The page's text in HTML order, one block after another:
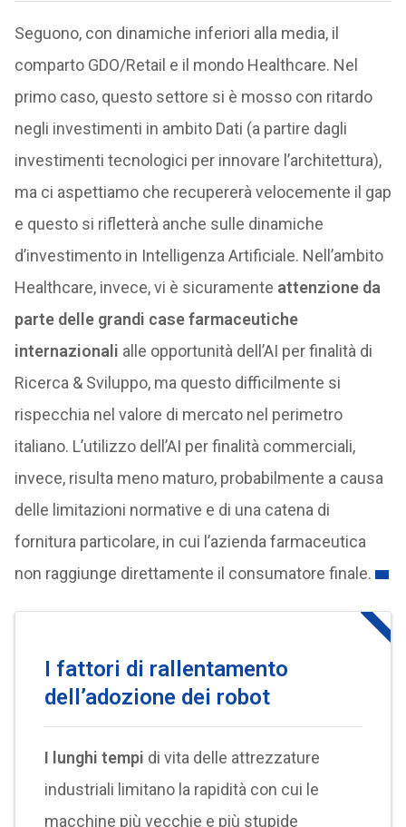
Seguono, con dinamiche inferiori alla media, il
comparto GDO/Retail e il mondo Healthcare. Nel
primo caso, questo settore si è mosso con ritardo
negli investimenti in ambito Dati (a partire dagli
investimenti tecnologici per innovare l’architettura),
ma ci aspettiamo che recupererà velocemente il gap
e questo si rifletterà anche sulle dinamiche
d’investimento in Intelligenza Artificiale. Nell’ambito
Healthcare, invece, vi è sicuramente attenzione da
parte delle grandi case farmaceutiche
internazionali alle opportunità dell’AI per finalità di
Ricerca & Sviluppo, ma questo difficilmente si
rispecchia nel valore di mercato nel perimetro
italiano. L’utilizzo dell’AI per finalità commerciali,
invece, risulta meno maturo, probabilmente a causa
delle limitazioni normative e di una catena di
fornitura particolare, in cui l’azienda farmaceutica
non raggiunge direttamente il consumatore finale.
I fattori di rallentamento
dell’adozione dei robot
I lunghi tempi di vita delle attrezzature
industriali limitano la rapidità con cui le
macchine più vecchie e più stupide